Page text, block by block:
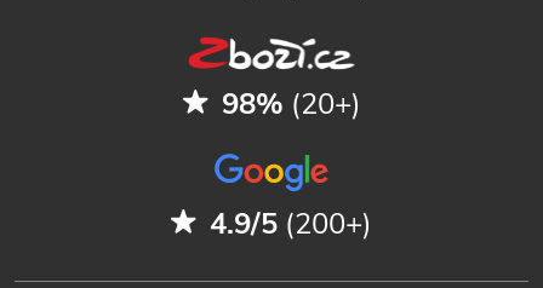
98% (20+)
4.9/5 (200+)